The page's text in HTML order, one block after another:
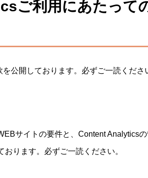
ご利用にあたって
公開しております。必ずご一読くださ
サイトの要件と、Content Analytics
ります。必ずご一読ください。